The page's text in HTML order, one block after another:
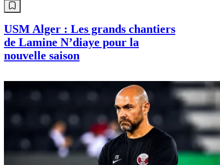
USM Alger : Les grands chantiers
de Lamine N’diaye pour la
nouvelle saison